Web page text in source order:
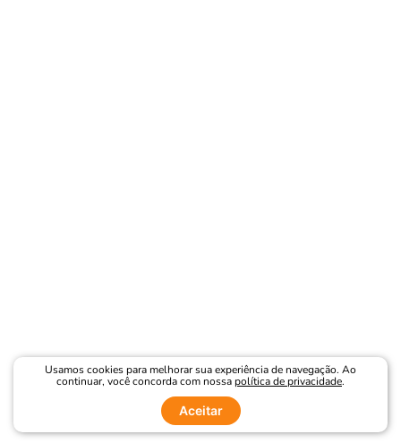
Usamos cookies para melhorar sua experiência de navegação. Ao
continuar, você concorda com nossapolítica de privacidade.
Aceitar